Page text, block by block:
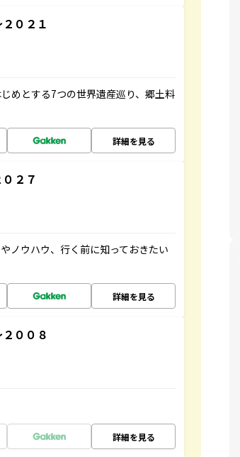
０２１
めとする7つの世界遺産巡り、郷土料
詳細を見る
２７
ノウハウ、行く前に知っておきたい
詳細を見る
００８
詳細を見る